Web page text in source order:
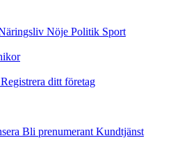
Nöje Politik Sport
Registrera ditt företag
Bli prenumerant Kundtjänst